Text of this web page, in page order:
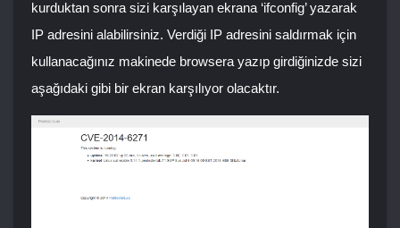
kurduktan sonra sizi karşılayan ekrana ‘ifconfig’ yazarak
IP adresini alabilirsiniz. Verdiği IP adresini saldırmak için
kullanacağınız makinede browsera yazıp girdiğinizde sizi
aşağıdaki gibi bir ekran karşılıyor olacaktır.